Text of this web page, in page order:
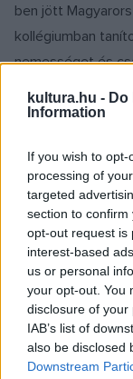
kultura.hu - Do
Information
If you wish to
processing of
targeted
section to
opt-out request is
interest-based
us or personal
your opt-out. You
disclosure of
IAB’s list of
also be disclosed
Downstream
ben jött
kollégiumban
nemességet és
1599-ben Kassán
állt. A fejedelem
megnyerése
és
prágai börtönben,
állt be, kenyérbe
s így 1610 végén
lett, s 1613-18
működött.
rá fontos
elveit követte,